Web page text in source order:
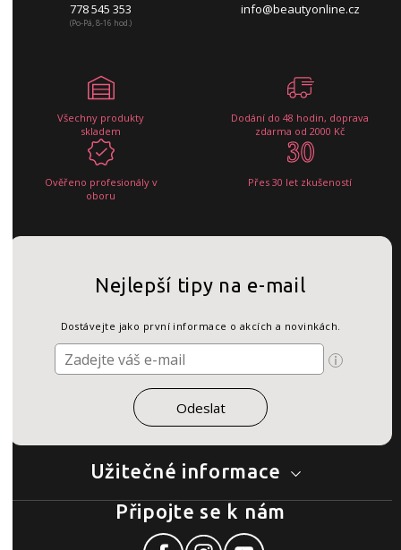
778 545 353
(Po-Pá, 8-16 hod.)
info@beautyonline.cz
Všechny produkty
skladem
Dodání do 48 hodin, doprava
zdarma od 2000 Kč
Ověřeno profesionály v
oboru
Přes 30 let zkušeností
Užitečné informace
Nejlepší tipy na e-mail
Dostávejte jako první informace o akcích a novinkách.
Připojte se k nám